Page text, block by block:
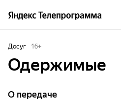
Досуг 16+
Одержимые
О передаче